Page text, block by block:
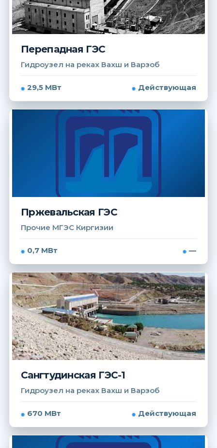
Перепадная ГЭС
Гидроузел на реках Вахш и Варзоб
29,5 МВт Действующая
Пржевальская ГЭС
Прочие МГЭС Киргизии
0,7 МВт —
Сангтудинская ГЭС-1
Гидроузел на реках Вахш и Варзоб
670 МВт Действующая